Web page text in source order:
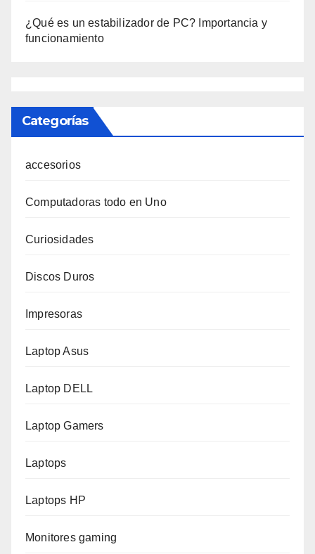
¿Qué es un estabilizador de PC? Importancia y
funcionamiento
Categorías
accesorios
Computadoras todo en Uno
Curiosidades
Discos Duros
Impresoras
Laptop Asus
Laptop DELL
Laptop Gamers
Laptops
Laptops HP
Monitores gaming